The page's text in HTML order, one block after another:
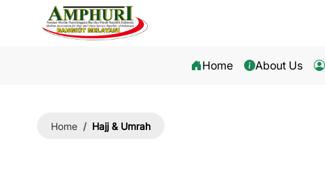
Home About Us
Home Hajj & Umrah